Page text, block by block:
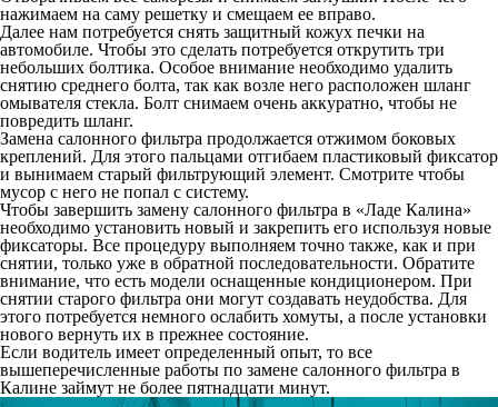
нажимаем на саму решетку и смещаем ее вправо.
Далее нам потребуется снять защитный кожух печки на
автомобиле. Чтобы это сделать потребуется открутить три
небольших болтика. Особое внимание необходимо удалить
снятию среднего болта, так как возле него расположен шланг
омывателя стекла. Болт снимаем очень аккуратно, чтобы не
повредить шланг.
Замена салонного фильтра продолжается отжимом боковых
креплений. Для этого пальцами отгибаем пластиковый фиксатор
и вынимаем старый фильтрующий элемент. Смотрите чтобы
мусор с него не попал с систему.
Чтобы завершить замену салонного фильтра в «Ладе Калина»
необходимо установить новый и закрепить его используя новые
фиксаторы. Все процедуру выполняем точно также, как и при
снятии, только уже в обратной последовательности. Обратите
внимание, что есть модели оснащенные кондиционером. При
снятии старого фильтра они могут создавать неудобства. Для
этого потребуется немного ослабить хомуты, а после установки
нового вернуть их в прежнее состояние.
Если водитель имеет определенный опыт, то все
вышеперечисленные работы по замене салонного фильтра в
Калине займут не более пятнадцати минут.